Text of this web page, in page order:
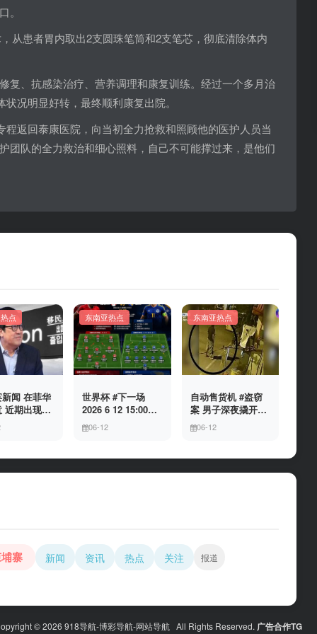
。
从患者胃内取出2支圆珠笔筒和2支笔芯，彻底清除体内
复、抗感染治疗、营养调理和康复训练。经过一个多月治
况明显好转，最终顺利康复出院。
程返回泰康医院，向当初全力抢救和照顾他的医护人员当
团队的全力救治和细心照料，自己不可能撑过来，是他们
点
闻 在菲华
近期出现假
执法人员
案件，已
东南亚热点
世界杯 #下一场
2026 6 12 15:00整
加拿大与波黑的较
量 究竟胜利的天平
加拿大借助主场优
势笑到最后，还是
06-12
东南亚热点
自动售货机 #盗窃
案 男子深夜撬开自
动售货机，2000比
索硬币被一扫而空
06-12
寨 新闻 资讯 热点 关注 报道
© 2026 918导航-博彩导航-网站导航 All Rights Reserved. 广告合作TG